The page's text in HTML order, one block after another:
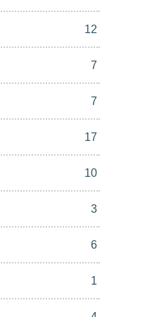
12
7
7
17
10
3
6
1